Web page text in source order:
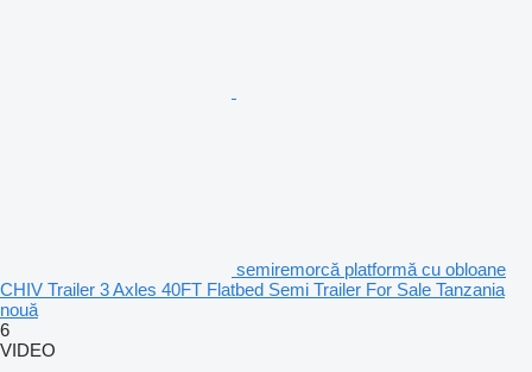
semiremorcă platformă cu obloane
CHIV Trailer 3 Axles 40FT Flatbed Semi Trailer For Sale Tanzania
nouă
6
VIDEO